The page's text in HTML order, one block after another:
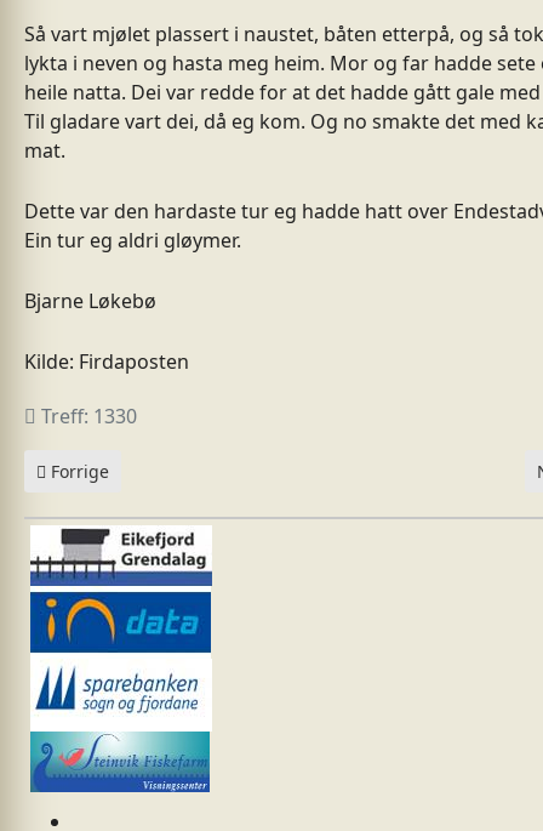
Så vart mjølet plassert i naustet, båten etterpå, og så
lykta i neven og hasta meg heim. Mor og far hadde sete
heile natta. Dei var redde for at det hadde gått gale
Til gladare vart dei, då eg kom. Og no smakte det med
mat.
Dette var den hardaste tur eg hadde hatt over
Ein tur eg aldri gløymer.
Bjarne Løkebø
Kilde: Firdaposten
Treff: 1330
Forrige artikkel: Dødsdomen
Forrige